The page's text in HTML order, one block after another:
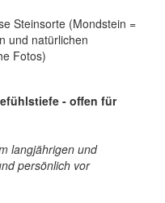
Steinsorte (Mondstein =
und natürlichen
Fotos)
- offen für
langjährigen und
persönlich vor